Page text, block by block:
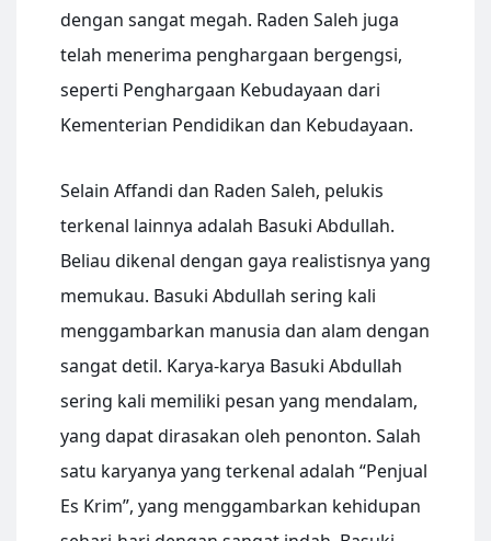
dengan sangat megah. Raden Saleh juga
telah menerima penghargaan bergengsi,
seperti Penghargaan Kebudayaan dari
Kementerian Pendidikan dan Kebudayaan.
Selain Affandi dan Raden Saleh, pelukis
terkenal lainnya adalah Basuki Abdullah.
Beliau dikenal dengan gaya realistisnya yang
memukau. Basuki Abdullah sering kali
menggambarkan manusia dan alam dengan
sangat detil. Karya-karya Basuki Abdullah
sering kali memiliki pesan yang mendalam,
yang dapat dirasakan oleh penonton. Salah
satu karyanya yang terkenal adalah “Penjual
Es Krim”, yang menggambarkan kehidupan